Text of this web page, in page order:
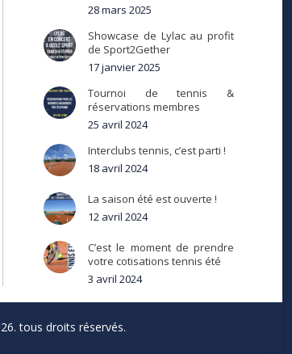
28 mars 2025
Showcase de Lylac au profit
de Sport2Gether
17 janvier 2025
Tournoi de tennis &
réservations membres
25 avril 2024
Interclubs tennis, c’est parti !
18 avril 2024
La saison été est ouverte !
12 avril 2024
C’est le moment de prendre
votre cotisations tennis été
3 avril 2024
tous droits réservés.